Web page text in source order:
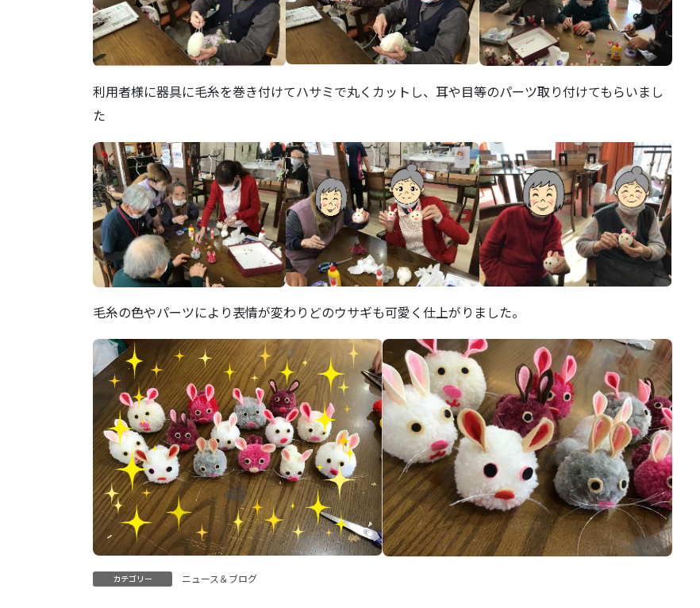
利用者様に器具に毛糸を巻き付けてハサミで丸くカットし、耳や目等のパーツ取り付けてもらいまし
た
毛糸の色やパーツにより表情が変わりどのウサギも可愛く仕上がりました。
カテゴリー ニュース＆ブログ